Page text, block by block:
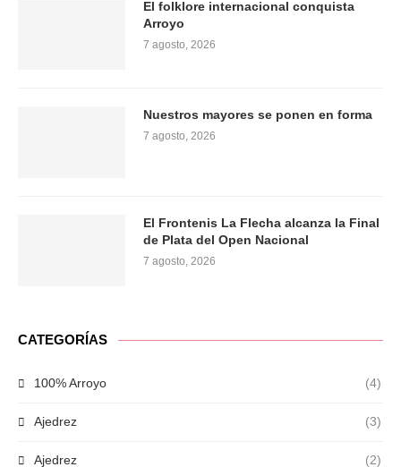
El folklore internacional conquista
Arroyo
7 agosto, 2026
Nuestros mayores se ponen en forma
7 agosto, 2026
El Frontenis La Flecha alcanza la Final
de Plata del Open Nacional
7 agosto, 2026
CATEGORÍAS
100% Arroyo (4)
Ajedrez (3)
Ajedrez (2)